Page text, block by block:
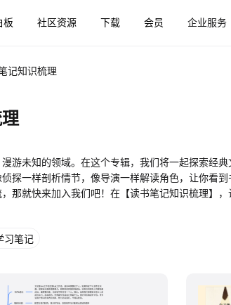
板 社区资源 下载 会员 企业服务
记知识梳理
游未知的领域。在这个专辑，我们将一起探索经
探一样剖析情节，像导演一样解读角色，让你看
那就快来加入我们吧！在【读书笔记知识梳理】
习笔记